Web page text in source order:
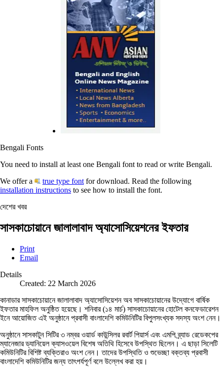
Bengali Fonts
You need to install at least one Bengali font to read or write Bengali.
We offer a
true type font for download. Read the following
installation instructions to see how to install the font.
দেশের খবর
সাসকাচোয়ানে জালালাবাদ অ্যাসোসিয়েশনের ইফতার
Print
Email
Details
Created: 22 March 2026
কানাডার সাসকাচোয়ানে জালালাবাদ অ্যাসোসিয়েশন অব সাসকাচোয়ানের উদ্যোগে বার্ষিক
ইফতার মাহফিল অনুষ্ঠিত হয়েছে। শনিবার (১৪ মার্চ) সাসকাচোয়ানের হোটেল কনফেডারেশন
ইনে আয়োজিত এই অনুষ্ঠানে প্রবাসী বাংলাদেশি কমিউনিটির বিপুলসংখ্যক সদস্য অংশ নেন।
অনুষ্ঠানে সাসকাটুন সিটির ৩ নম্বর ওয়ার্ড কাউন্সিলর রবার্ট পিয়ার্স এবং এমপি ব্র্যাড রেডেকপের
ম্যানেজার ড্যানিয়েল ক্যাসওয়েল বিশেষ অতিথি হিসেবে উপস্থিত ছিলেন। এ ছাড়া সিলেটি
কমিউনিটির বিশিষ্ট ব্যক্তিরাও অংশ নেন। তাদের উপস্থিতি ও শুভেচ্ছা বক্তব্য প্রবাসী
বাংলাদেশি কমিউনিটির জন্য তাৎপর্যপূর্ণ বলে উল্লেখ করা হয়।